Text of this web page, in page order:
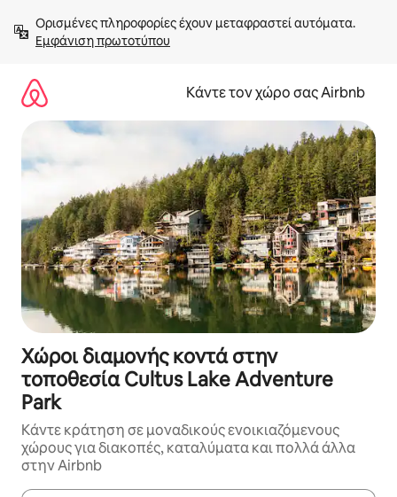
στο
περιεχόμενοΕμφάνιση πρωτοτύπου
Κάντε τον χώρο σας Airbnb
Χώροι διαμονής κοντά στην
τοποθεσία Cultus Lake Adventure
Park
Κάντε κράτηση σε μοναδικούς ενοικιαζόμενους
χώρους για διακοπές, καταλύματα και πολλά άλλα
στην Airbnb